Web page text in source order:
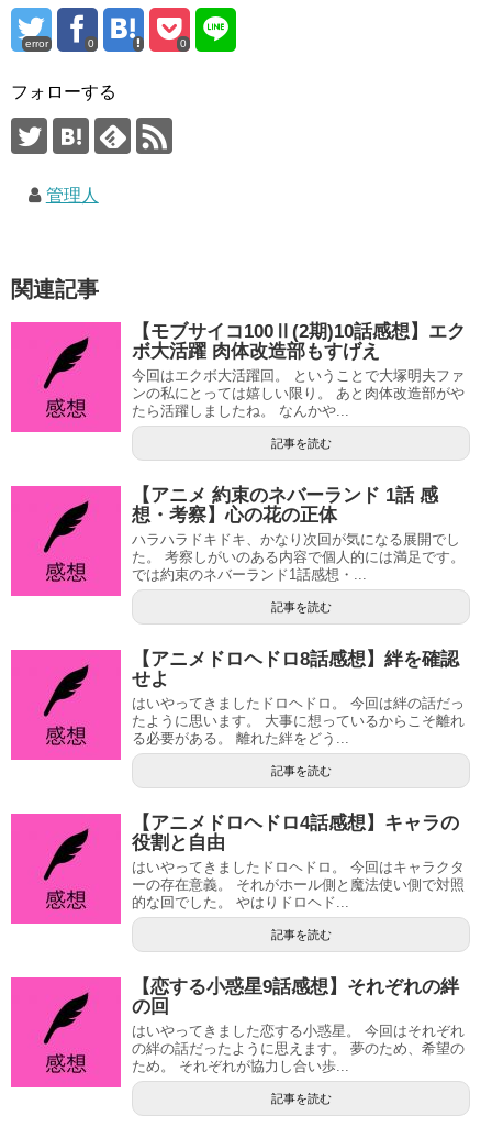
error 0 0
フォローする
管理人
関連記事
【モブサイコ100Ⅱ(2期)10話感想】エク
ボ大活躍 肉体改造部もすげえ
今回はエクボ大活躍回。 ということで大塚明夫ファ
ンの私にとっては嬉しい限り。 あと肉体改造部がや
たら活躍しましたね。 なんかや...
記事を読む
【アニメ 約束のネバーランド 1話 感
想・考察】心の花の正体
ハラハラドキドキ、かなり次回が気になる展開でし
た。 考察しがいのある内容で個人的には満足です。
では約束のネバーランド1話感想・...
記事を読む
【アニメドロヘドロ8話感想】絆を確認
せよ
はいやってきましたドロヘドロ。 今回は絆の話だっ
たように思います。 大事に想っているからこそ離れ
る必要がある。 離れた絆をどう...
記事を読む
【アニメドロヘドロ4話感想】キャラの
役割と自由
はいやってきましたドロヘドロ。 今回はキャラクタ
ーの存在意義。 それがホール側と魔法使い側で対照
的な回でした。 やはりドロヘド...
記事を読む
【恋する小惑星9話感想】それぞれの絆
の回
はいやってきました恋する小惑星。 今回はそれぞれ
の絆の話だったように思えます。 夢のため、希望の
ため。 それぞれが協力し合い歩...
記事を読む